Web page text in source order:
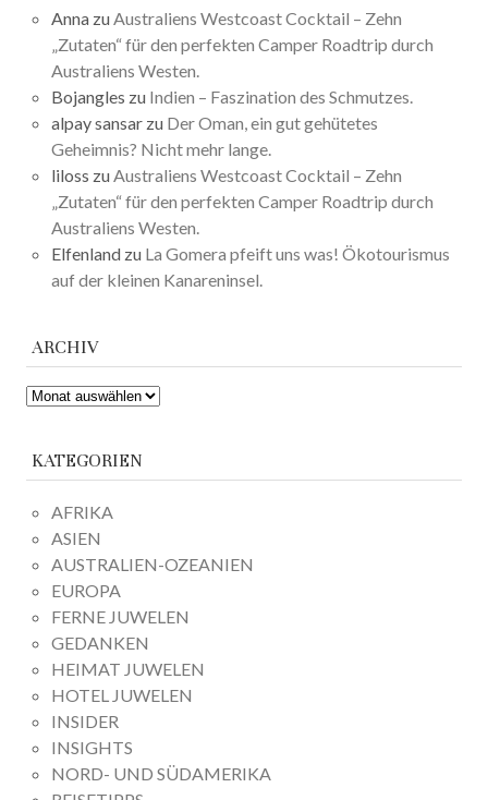
Anna zuAustraliens Westcoast Cocktail – Zehn
„Zutaten“ für den perfekten Camper Roadtrip durch
Australiens Westen.
Bojangles zu Indien – Faszination des Schmutzes.
alpay sansar zu Der Oman, ein gut gehütetes
Geheimnis? Nicht mehr lange.
liloss zuAustraliens Westcoast Cocktail – Zehn
„Zutaten“ für den perfekten Camper Roadtrip durch
Australiens Westen.
Elfenland zu La Gomera pfeift uns was! Ökotourismus
auf der kleinen Kanareninsel.
ARCHIV
ARCHIV
KATEGORIEN
AFRIKA
ASIEN
AUSTRALIEN-OZEANIEN
EUROPA
FERNE JUWELEN
GEDANKEN
HEIMAT JUWELEN
HOTEL JUWELEN
INSIDER
INSIGHTS
NORD- UND SÜDAMERIKA